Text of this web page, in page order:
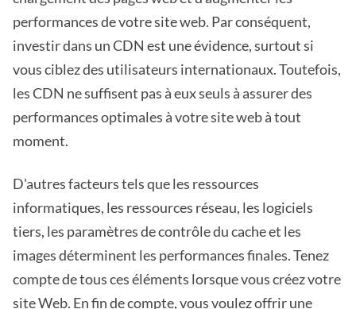
performances de votre site web. Par conséquent,
investir dans un CDN est une évidence, surtout si
vous ciblez des utilisateurs internationaux. Toutefois,
les CDN ne suffisent pas à eux seuls à assurer des
performances optimales à votre site web à tout
moment.
D'autres facteurs tels que les ressources
informatiques, les ressources réseau, les logiciels
tiers, les paramètres de contrôle du cache et les
images déterminent les performances finales. Tenez
compte de tous ces éléments lorsque vous créez votre
site Web. En fin de compte, vous voulez offrir une